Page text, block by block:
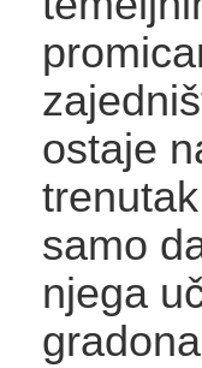
ostaje
samo
njega